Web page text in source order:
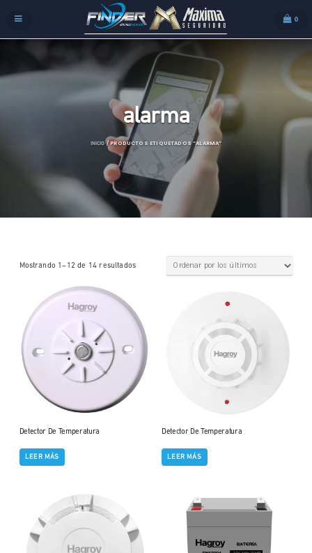
0
alarma
INICIO/ PRODUCTOS ETIQUETADOS “ALARMA”
Mostrando 1–12 de 14 resultados
Detector De Temperatura
LEER MÁS
Detector De Temperatura
LEER MÁS